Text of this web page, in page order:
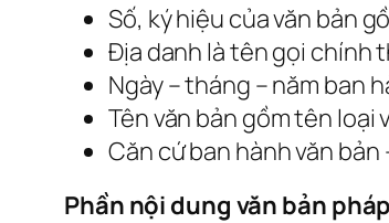
Số, ký hiệu của văn bản
Địa danh là tên gọi chính
Ngày – tháng – năm ban
Tên văn bản gồm tên loại
Căn cứ ban hành văn
Phần nội dung văn bản